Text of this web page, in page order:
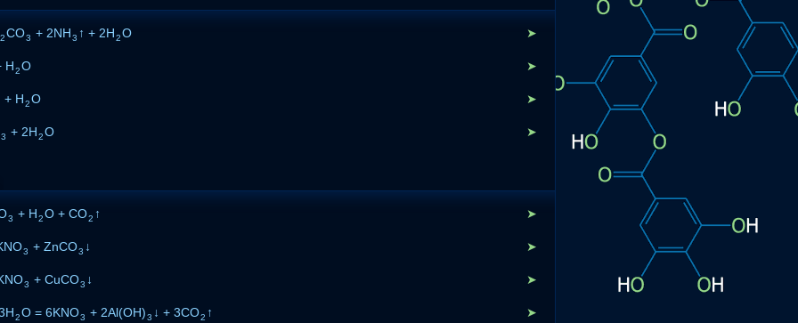
2CO3 + 2NH3 ↑ + 2H2O ➤
H2O ➤
+ H2O ➤
3 + 2H2O ➤
3 + H2O + CO2 ↑ ➤
3 + ZnCO3 ↓ ➤
3 + CuCO3 ↓ ➤
2O = 6KNO3 + 2Al(OH)3 ↓ + 3CO2 ↑ ➤